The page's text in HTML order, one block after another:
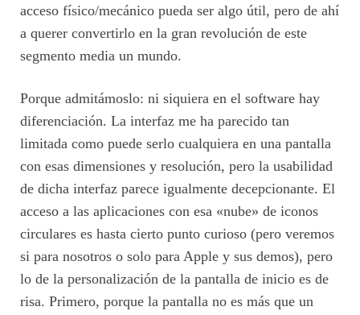
acceso físico/mecánico pueda ser algo útil, pero de ahí
a querer convertirlo en la gran revolución de este
segmento media un mundo.
Porque admitámoslo: ni siquiera en el software hay
diferenciación. La interfaz me ha parecido tan
limitada como puede serlo cualquiera en una pantalla
con esas dimensiones y resolución, pero la usabilidad
de dicha interfaz parece igualmente decepcionante. El
acceso a las aplicaciones con esa «nube» de iconos
circulares es hasta cierto punto curioso (pero veremos
si para nosotros o solo para Apple y sus demos), pero
lo de la personalización de la pantalla de inicio es de
risa. Primero, porque la pantalla no es más que un